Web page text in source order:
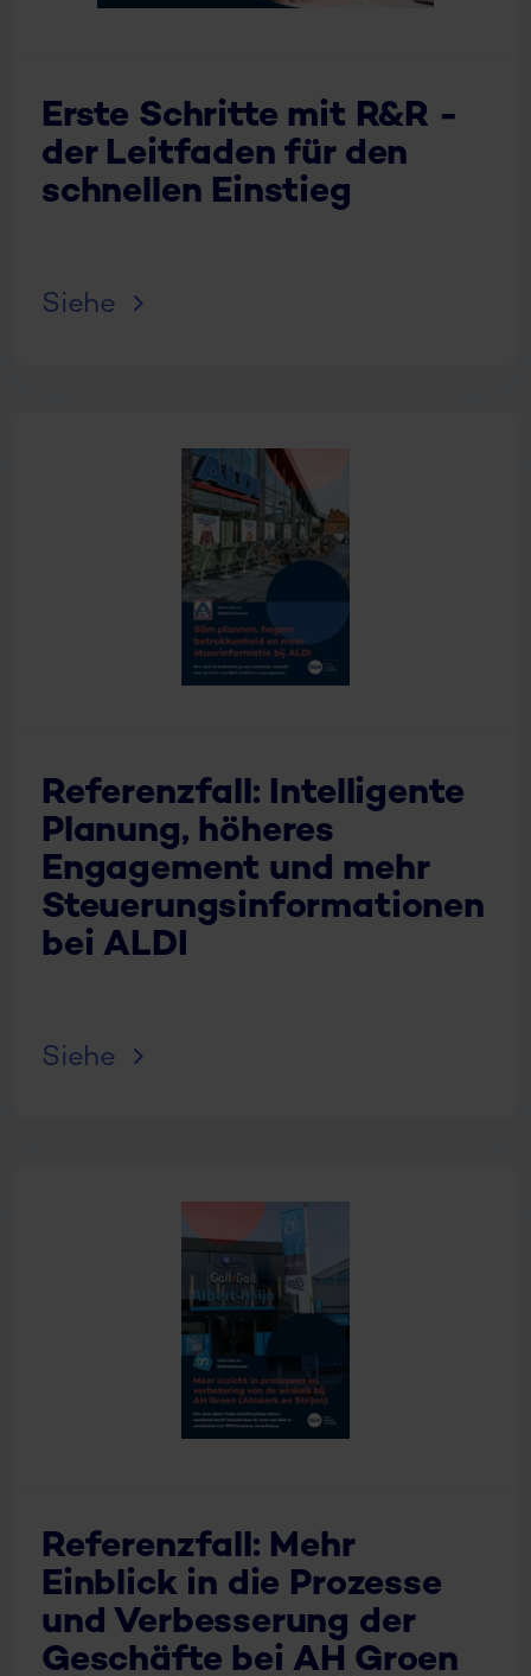
Erste Schritte mit R&R -
der Leitfaden für den
schnellen Einstieg
Siehe
Referenzfall: Intelligente
Planung, höheres
Engagement und mehr
Steuerungsinformationen
bei ALDI
Siehe
Referenzfall: Mehr
Einblick in die Prozesse
und Verbesserung der
Geschäfte bei AH Groen